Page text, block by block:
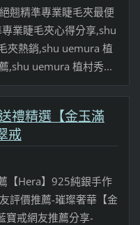
翹精準專業睫毛夾最便
業睫毛夾心得分享,shu
夾熱銷,shu uemura 植
,shu uemura 植村秀...
禮精選【金玉滿
戒
【Hera】925純銀手作
評價推薦-璀璨奢華【金
寶戒網友推薦分享-